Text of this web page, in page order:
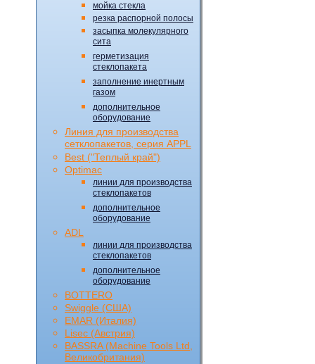
мойка стекла
резка распорной полосы
засыпка молекулярного
сита
герметизация
стеклопакета
заполнение инертным
газом
дополнительное
оборудование
Линия для производства
сетклопакетов, серия APPL
Best ("Теплый край")
Optimac
линии для производства
стеклопакетов
дополнительное
оборудование
ADL
линии для производства
стеклопакетов
дополнительное
оборудование
BOTTERO
Swiggle (CША)
EMAR (Италия)
Lisec (Австрия)
BASSRA (Machine Tools Ltd,
Великобритания)